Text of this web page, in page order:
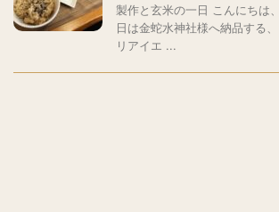
製作と玄米の一日 こんにちは
日は金蛇水神社様へ納品する
リアイエ ...